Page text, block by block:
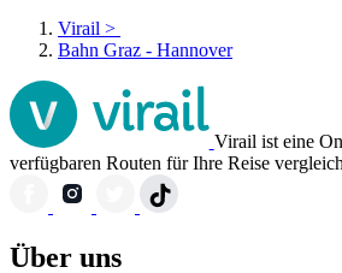
Virail >
Bahn Graz - Hannover
Virail ist eine
verfügbaren Routen für Ihre Reise
Über uns